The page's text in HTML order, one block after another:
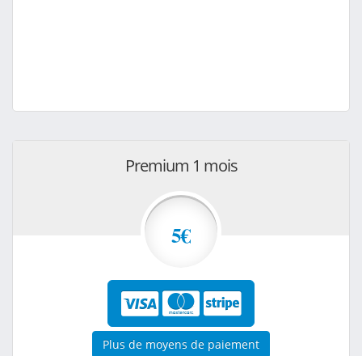
Premium 1 mois
5€
Plus de moyens de paiement